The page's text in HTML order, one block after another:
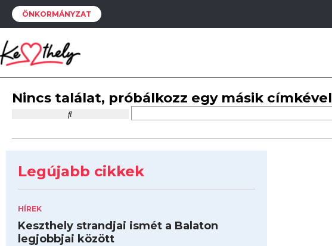
ÖNKORMÁNYZAT
Nincs találat, próbálkozz egy másik címkével
Legújabb cikkek
HÍREK
Keszthely strandjai ismét a Balaton
legjobbjai között